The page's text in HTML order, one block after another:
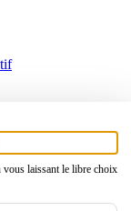
vous laissant le libre choix